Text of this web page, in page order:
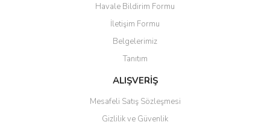
Havale Bildirim Formu
İletişim Formu
Belgelerimiz
Tanıtım
ALIŞVERİŞ
Mesafeli Satış Sözleşmesi
Gizlilik ve Güvenlik